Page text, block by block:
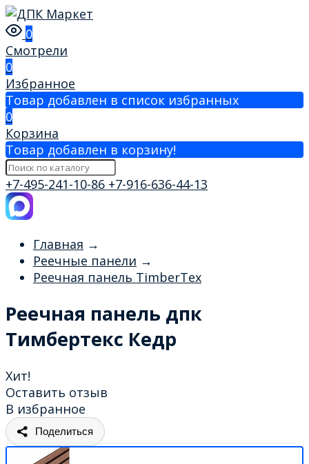
0
Смотрели
0
Избранное
Товар добавлен в список избранных
0
Корзина
Товар добавлен в корзину!
+7-495-241-10-86 +7-916-636-44-13
Главная →
Реечные панели →
Реечная панель TimberTex
Реечная панель дпк
Тимбертекс Кедр
Хит!
Оставить отзыв
В избранное
Поделиться